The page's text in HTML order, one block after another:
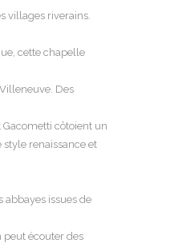
villages riverains.
cette chapelle
Des
côtoient un
renaissance et
issues de
peut écouter des